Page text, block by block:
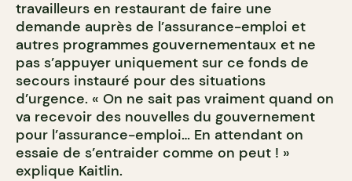
travailleurs en restaurant de faire une
demande auprès de l’assurance-emploi et
autres programmes gouvernementaux et ne
pas s’appuyer uniquement sur ce fonds de
secours instauré pour des situations
d’urgence. « On ne sait pas vraiment quand on
va recevoir des nouvelles du gouvernement
pour l’assurance-emploi… En attendant on
essaie de s’entraider comme on peut ! »
explique Kaitlin.